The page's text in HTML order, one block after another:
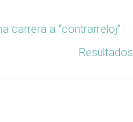
carrera a “contrarreloj”